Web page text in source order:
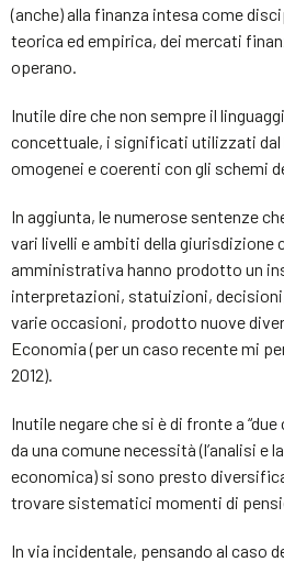
(anche) alla finanza intesa come
teorica ed empirica, dei mercati
operano.
Inutile dire che non sempre il
concettuale, i significati utilizzati
omogenei e coerenti con gli schemi
In aggiunta, le numerose sentenze
vari livelli e ambiti della giurisdizione
amministrativa hanno prodotto un
interpretazioni, statuizioni,
varie occasioni, prodotto nuove
Economia (per un caso recente mi
2012).
Inutile negare che si è di fronte a
da una comune necessità (l’analisi e
economica) si sono presto
trovare sistematici momenti di
In via incidentale, pensando al caso